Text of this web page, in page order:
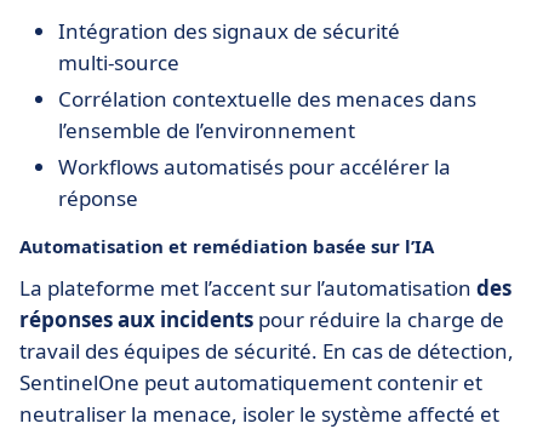
Intégration des signaux de sécurité
multi‑source
Corrélation contextuelle des menaces dans
l’ensemble de l’environnement
Workflows automatisés pour accélérer la
réponse
Automatisation et remédiation basée sur l’IA
La plateforme met l’accent sur l’automatisation des
réponses aux incidents pour réduire la charge de
travail des équipes de sécurité. En cas de détection,
SentinelOne peut automatiquement contenir et
neutraliser la menace, isoler le système affecté et